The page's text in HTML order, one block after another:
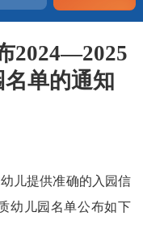
2024—2025
单的通知
儿提供准确的入园信
幼儿园名单公布如下